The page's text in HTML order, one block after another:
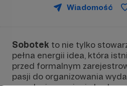
Wiadomość
Sobotek to nie tylko
pełna energii idea, która
przed formalnym
pasji do organizowania